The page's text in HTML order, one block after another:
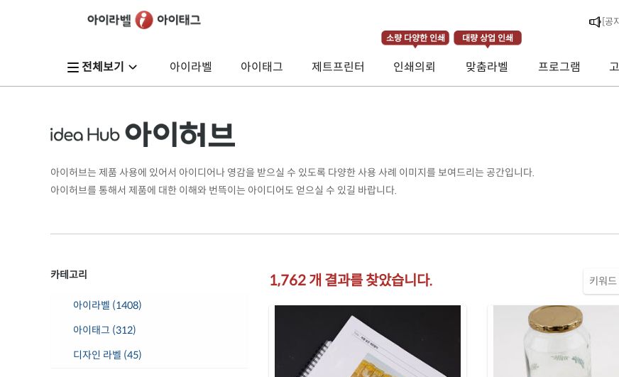
[
전체보기 아이라벨 아이태그 제트프린터
소량 다양한 인쇄
인쇄의뢰
대량 상업 인쇄
맞춤라벨 프로그램
아이허브는 제품 사용에 있어서 아이디어나 영감을 받으실 수 있도록 다양한 사용 사례 이미지를 보여드리는 공간입니다.
아이허브를 통해서 제품에 대한 이해와 번뜩이는 아이디어도 얻으실 수 있길 바랍니다.
카테고리
아이라벨 (1408)
아이태그 (312)
디자인 라벨 (45)
1,762 개 결과를 찾았습니다.